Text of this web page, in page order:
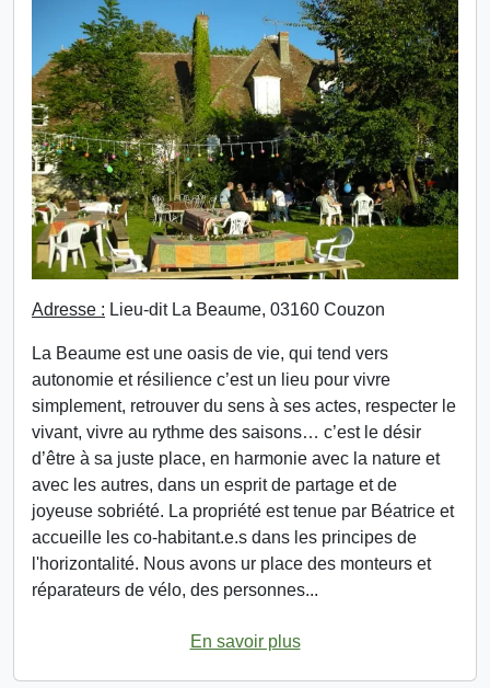
Adresse : Lieu-dit La Beaume, 03160 Couzon
La Beaume est une oasis de vie, qui tend vers
autonomie et résilience c’est un lieu pour vivre
simplement, retrouver du sens à ses actes, respecter le
vivant, vivre au rythme des saisons… c’est le désir
d’être à sa juste place, en harmonie avec la nature et
avec les autres, dans un esprit de partage et de
joyeuse sobriété. La propriété est tenue par Béatrice et
accueille les co-habitant.e.s dans les principes de
l'horizontalité. Nous avons ur place des monteurs et
réparateurs de vélo, des personnes...
En savoir plus